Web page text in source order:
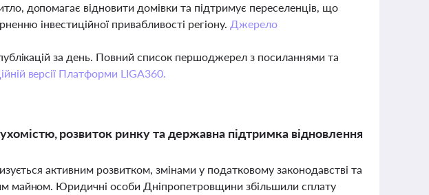
допомагає відновити домівки та підтримує переселенців, що
інвестиційної привабливості регіону. Джерело
за день. Повний список першоджерел з посиланнями та
версії Платформи LIGA360.
розвиток ринку та державна підтримка відновлення
активним розвитком, змінами у податковому законодавстві та
майном. Юридичні особи Дніпропетровщини збільшили сплату